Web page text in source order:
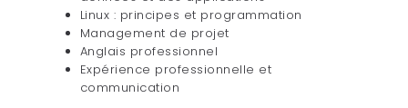
Linux : principes et programmation
Management de projet
Anglais professionnel
Expérience professionnelle et
communication